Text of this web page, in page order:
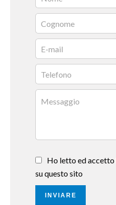
Ho letto ed accetto
su questo sito
INVIARE